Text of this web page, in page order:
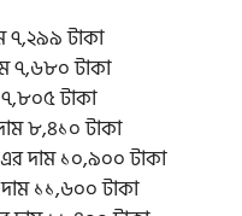
৭,২৯৯ টাকা
৭,৬৮০ টাকা
টাকা
৮,৪১০ টাকা
দাম ১০,৯০০ টাকা
১১,৬০০ টাকা